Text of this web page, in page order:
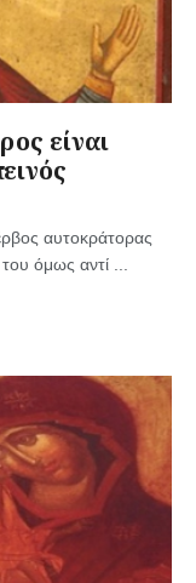
είναι
αυτοκράτορας
όμως αντί ...